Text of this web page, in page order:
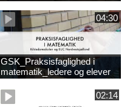
04:30
GSK_Praksisfaglighed i
matematik_ledere og elever
02:14